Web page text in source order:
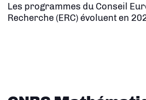
Les programmes du Conseil
Recherche (ERC) évoluent en